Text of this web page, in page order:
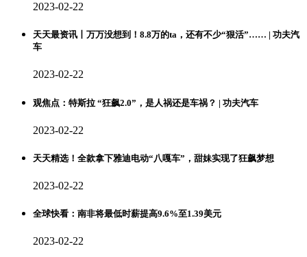
2023-02-22
天天最资讯丨万万没想到！8.8万的ta，还有不少“狠活”…… | 功夫汽
车
2023-02-22
观焦点：特斯拉 “狂飙2.0”，是人祸还是车祸？ | 功夫汽车
2023-02-22
天天精选！全款拿下雅迪电动“八嘎车”，甜妹实现了狂飙梦想
2023-02-22
全球快看：南非将最低时薪提高9.6%至1.39美元
2023-02-22